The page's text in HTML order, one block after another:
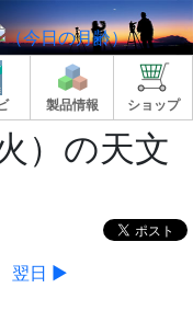
製品情報 ショップ
）の天文
翌日 ▶